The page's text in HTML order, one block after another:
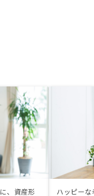
、資産形
ハッピー